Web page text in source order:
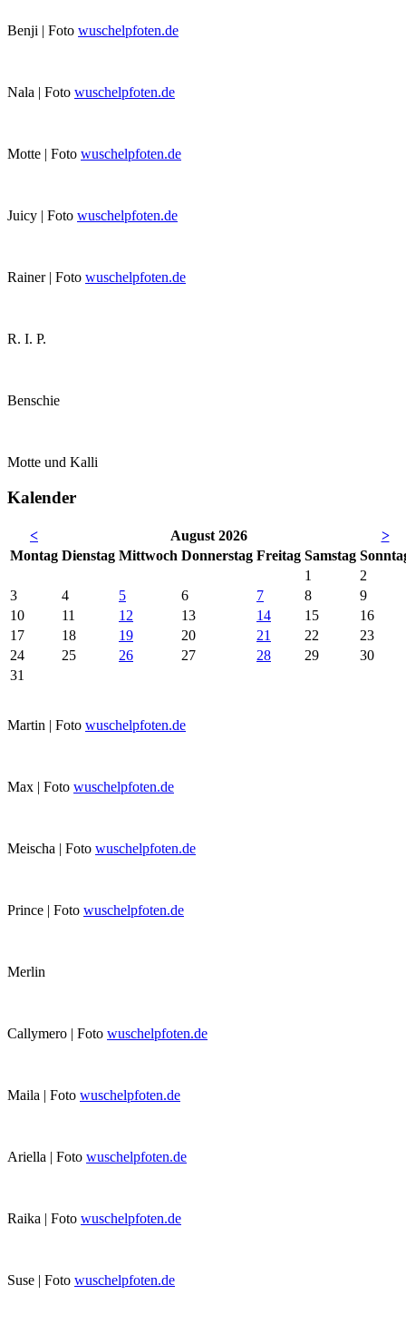
Benji | Foto wuschelpfoten.de
Nala | Foto wuschelpfoten.de
Motte | Foto wuschelpfoten.de
Juicy | Foto wuschelpfoten.de
Rainer | Foto wuschelpfoten.de
R. I. P.
Benschie
Motte und Kalli
Kalender
< August 2026
>
Montag Dienstag Mittwoch Donnerstag Freitag Samstag So
1
2
3
4 5 6 7 8
9
10
11 12 13 14 15
16
17
18 19 20 21 22
23
24
25 26 27 28 29
30
31
Martin | Foto wuschelpfoten.de
Max | Foto wuschelpfoten.de
Meischa | Foto wuschelpfoten.de
Prince | Foto wuschelpfoten.de
Merlin
Callymero | Foto wuschelpfoten.de
Maila | Foto wuschelpfoten.de
Ariella | Foto wuschelpfoten.de
Raika | Foto wuschelpfoten.de
Suse | Foto wuschelpfoten.de